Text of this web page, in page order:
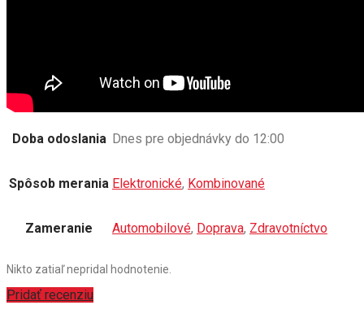
Doba odoslania Dnes pre objednávky do 12:00
Spôsob merania Elektronické, Kombinované
Zameranie Automobilové, Doprava, Zdravotníctvo
Nikto zatiaľ nepridal hodnotenie.
Pridať recenziu